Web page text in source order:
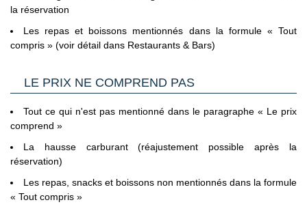
certains cas que le site du ministère de l'Europe et des
d'Union Européenne ou de l'Espace Schengen, une Carte
Nationale d'Identité française expirée peut être tolérée. En
valide à une Carte Nationale d'Identité expirée, même dans
françaises comme toujours en cours de validité.
Voyageurs mineurs voyageant seul
respecter se trouvent sur le site du Service Public en
Cliquant ici.
Transit par la Grande Bretagne, les Etat-Unis et le Canada
des formalités spécifiques s'appliquent.
la réservation
Les repas et boissons mentionnés dans la formule « Tout
compris » (voir détail dans Restaurants & Bars)
LE PRIX NE COMPREND PAS
Tout ce qui n'est pas mentionné dans le paragraphe « Le prix
comprend »
La hausse carburant (réajustement possible après la
réservation)
Les repas, snacks et boissons non mentionnés dans la formule
« Tout compris »